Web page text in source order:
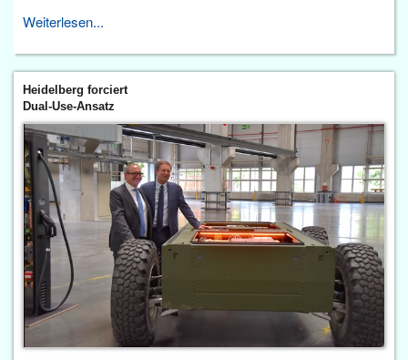
Weiterlesen...
Heidelberg forciert
Dual-Use-Ansatz